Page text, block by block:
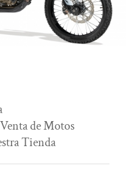
de Motos
Tienda